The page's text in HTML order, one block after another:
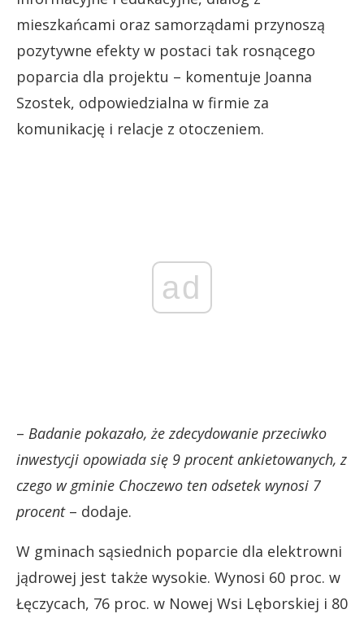
mieszkańcami oraz samorządami przynoszą
pozytywne efekty w postaci tak rosnącego
poparcia dla projektu – komentuje Joanna
Szostek, odpowiedzialna w firmie za
komunikację i relacje z otoczeniem.
ad
– Badanie pokazało, że zdecydowanie przeciwko
inwestycji opowiada się 9 procent ankietowanych, z
czego w gminie Choczewo ten odsetek wynosi 7
procent– dodaje.
W gminach sąsiednich poparcie dla elektrowni
jądrowej jest także wysokie. Wynosi 60 proc. w
Łęczycach, 76 proc. w Nowej Wsi Lęborskiej i 80